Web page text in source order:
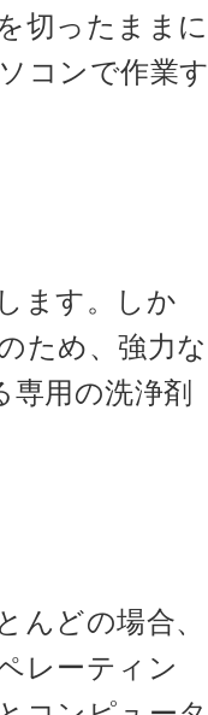
切ったままに
コンで作業す
ます。しか
ため、強力な
専用の洗浄剤
どの場合、
レーティン